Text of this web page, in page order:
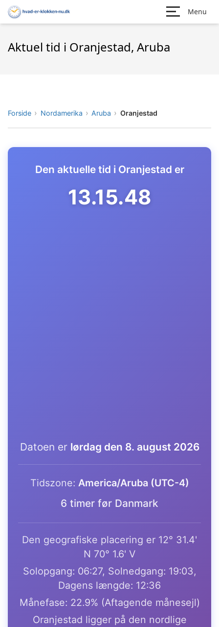
Menu
Aktuel tid i Oranjestad, Aruba
Forside Nordamerika Aruba Oranjestad
Den aktuelle tid i Oranjestad er
13.15.49
Datoen er lørdag den 8. august 2026
Tidszone: America/Aruba (UTC-4)
6 timer før Danmark
Den geografiske placering er 12° 31.4'
N 70° 1.6' V
Solopgang: 06:27, Solnedgang: 19:03,
Dagens længde: 12:36
Månefase: 22.9% (Aftagende månesejl)
Oranjestad ligger på den nordlige